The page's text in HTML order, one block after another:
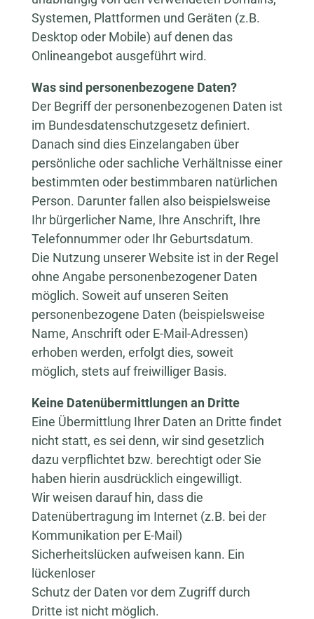
Systemen, Plattformen und Geräten (z.B.
Desktop oder Mobile) auf denen das
Onlineangebot ausgeführt wird.
Was sind personenbezogene Daten?
Der Begriff der personenbezogenen Daten ist
im Bundesdatenschutzgesetz definiert.
Danach sind dies Einzelangaben über
persönliche oder sachliche Verhältnisse einer
bestimmten oder bestimmbaren natürlichen
Person. Darunter fallen also beispielsweise
Ihr bürgerlicher Name, Ihre Anschrift, Ihre
Telefonnummer oder Ihr Geburtsdatum.
Die Nutzung unserer Website ist in der Regel
ohne Angabe personenbezogener Daten
möglich. Soweit auf unseren Seiten
personenbezogene Daten (beispielsweise
Name, Anschrift oder E-Mail-Adressen)
erhoben werden, erfolgt dies, soweit
möglich, stets auf freiwilliger Basis.
Keine Datenübermittlungen an Dritte
Eine Übermittlung Ihrer Daten an Dritte findet
nicht statt, es sei denn, wir sind gesetzlich
dazu verpflichtet bzw. berechtigt oder Sie
haben hierin ausdrücklich eingewilligt.
Wir weisen darauf hin, dass die
Datenübertragung im Internet (z.B. bei der
Kommunikation per E-Mail)
Sicherheitslücken aufweisen kann. Ein
lückenloser
Schutz der Daten vor dem Zugriff durch
Dritte ist nicht möglich.